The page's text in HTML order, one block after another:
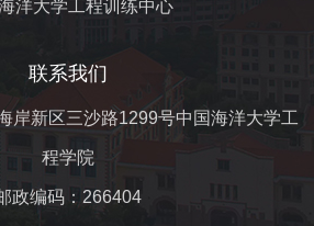
洋大学工程训练中心
联系我们
岸新区三沙路1299号中国海洋大学工
程学院
政编码：266404